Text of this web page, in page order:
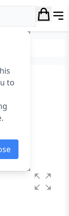
to